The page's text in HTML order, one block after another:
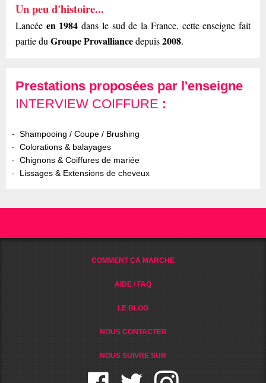
Un peu d'histoire...
Lancée en 1984 dans le sud de la France, cette enseigne fait
partie du Groupe Provalliancedepuis2008.
Prestations proposées par l'enseigne
INTERVIEW COIFFURE :
Shampooing / Coupe / Brushing
Colorations & balayages
Chignons & Coiffures de mariée
Lissages & Extensions de cheveux
COMMENT ÇA MARCHE
AIDE / FAQ
LE BLOG
NOUS CONTACTER
NOUS SUIVRE SUR